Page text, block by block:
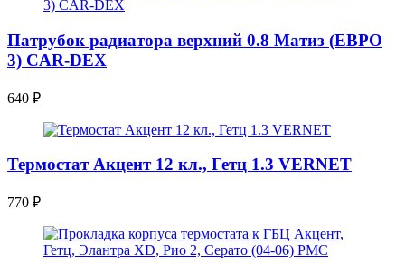
Патрубок радиатора верхний 0.8 Матиз (ЕВРО
3) CAR-DEX
640 ₽
Термостат Акцент 12 кл., Гетц 1.3 VERNET
770 ₽